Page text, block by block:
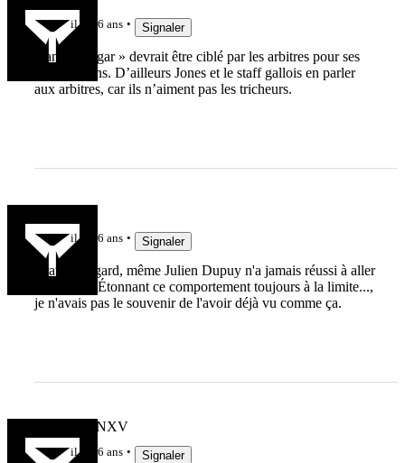
il y a 6 ans Signaler
Dan « Baggar » devrait être ciblé par les arbitres pour ses
provocations. D’ailleurs Jones et le staff gallois en parler
aux arbitres, car ils n’aiment pas les tricheurs.
il y a 6 ans Signaler
Bravo Biggard, même Julien Dupuy n'a jamais réussi à aller
aussi haut. Étonnant ce comportement toujours à la limite...,
je n'avais pas le souvenir de l'avoir déjà vu comme ça.
MARCFANXV
il y a 6 ans Signaler